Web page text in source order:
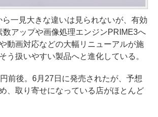
一見大きな違いは見られないが、有効
数アップや画像処理エンジンPRIME3へ
動画対応などの大幅リニューアルが施
う扱いやすい製品へと進化している。
前後。6月27日に発売されたが、予想
、取り寄せになっている店がほとんど